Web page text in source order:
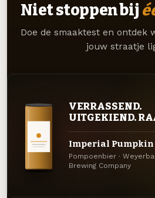
Niet stoppen bij
Doe de smaaktest en ontdek
jouw straatje
VERRASSEND.
UITGEKIEND.
Imperial
Pompoenbier ·
Brewing Company